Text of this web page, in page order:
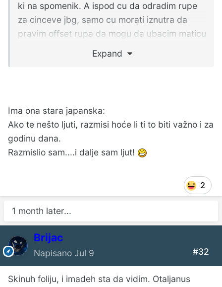
ki na spomenik. A ispod cu da odradim rupe
za cinceve jbg, samo cu morati iznutra da
pravim offset rupa da mogu da ubacim maticu
na navoj cinca, 30mm je i ne moze skroz proci
kutije, nisam se cenjkao za novac, dogovoren
februar, evo u junu stiglo i tako... Lekcija
naucena, idemo dalje...
Expand
Ima ona stara japanska:
Ako te nešto ljuti, razmisi hoće li ti to biti važno i za
godinu dana.
Razmislio sam....i dalje sam ljut!
2
1 month later...
Brijac
Napisano Jul 9 #32
Skinuh foliju, i imadeh sta da vidim. Otaljanus